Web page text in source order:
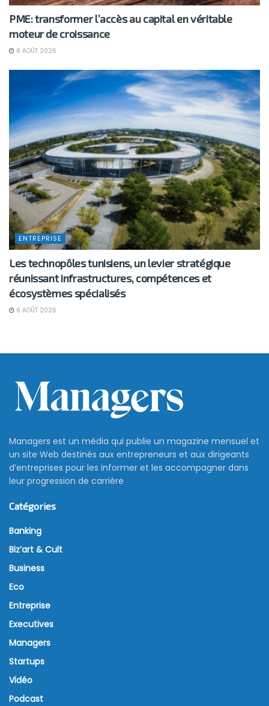
PME: transformer l’accès au capital en véritable
moteur de croissance
6 AOÛT 2026
ENTREPRISE
Les technopôles tunisiens, un levier stratégique
réunissant infrastructures, compétences et
écosystèmes spécialisés
6 AOÛT 2026
Managers est un média qui publie un magazine mensuel et
un site Web destinés aux entrepreneurs et aux dirigeants
d’entreprises pour les informer et les accompagner dans
leur progression de carrière
Catégories
Banking
Biz’art & Cult
Business
Eco
Entreprise
Executives
Managers
Startups
Vidéo
Podcast